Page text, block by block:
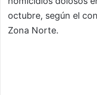
octubre, según el
Zona Norte.